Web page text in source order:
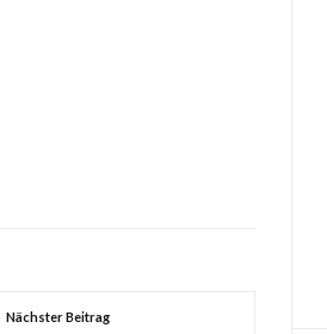
Nächster Beitrag